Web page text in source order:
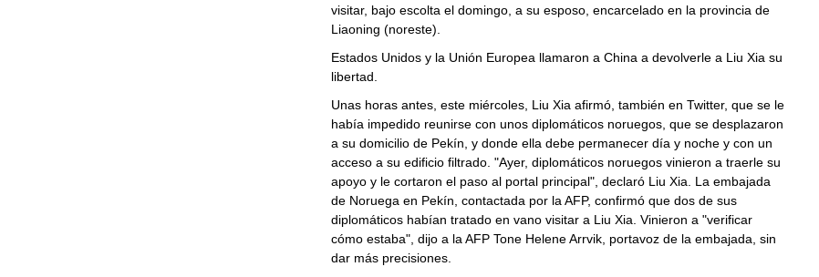
visitar, bajo escolta el domingo, a su esposo, encarcelado en la provincia de
Liaoning (noreste).
Estados Unidos y la Unión Europea llamaron a China a devolverle a Liu Xia su
libertad.
Unas horas antes, este miércoles, Liu Xia afirmó, también en Twitter, que se le
había impedido reunirse con unos diplomáticos noruegos, que se desplazaron
a su domicilio de Pekín, y donde ella debe permanecer día y noche y con un
acceso a su edificio filtrado. "Ayer, diplomáticos noruegos vinieron a traerle su
apoyo y le cortaron el paso al portal principal", declaró Liu Xia. La embajada
de Noruega en Pekín, contactada por la AFP, confirmó que dos de sus
diplomáticos habían tratado en vano visitar a Liu Xia. Vinieron a "verificar
cómo estaba", dijo a la AFP Tone Helene Arrvik, portavoz de la embajada, sin
dar más precisiones.